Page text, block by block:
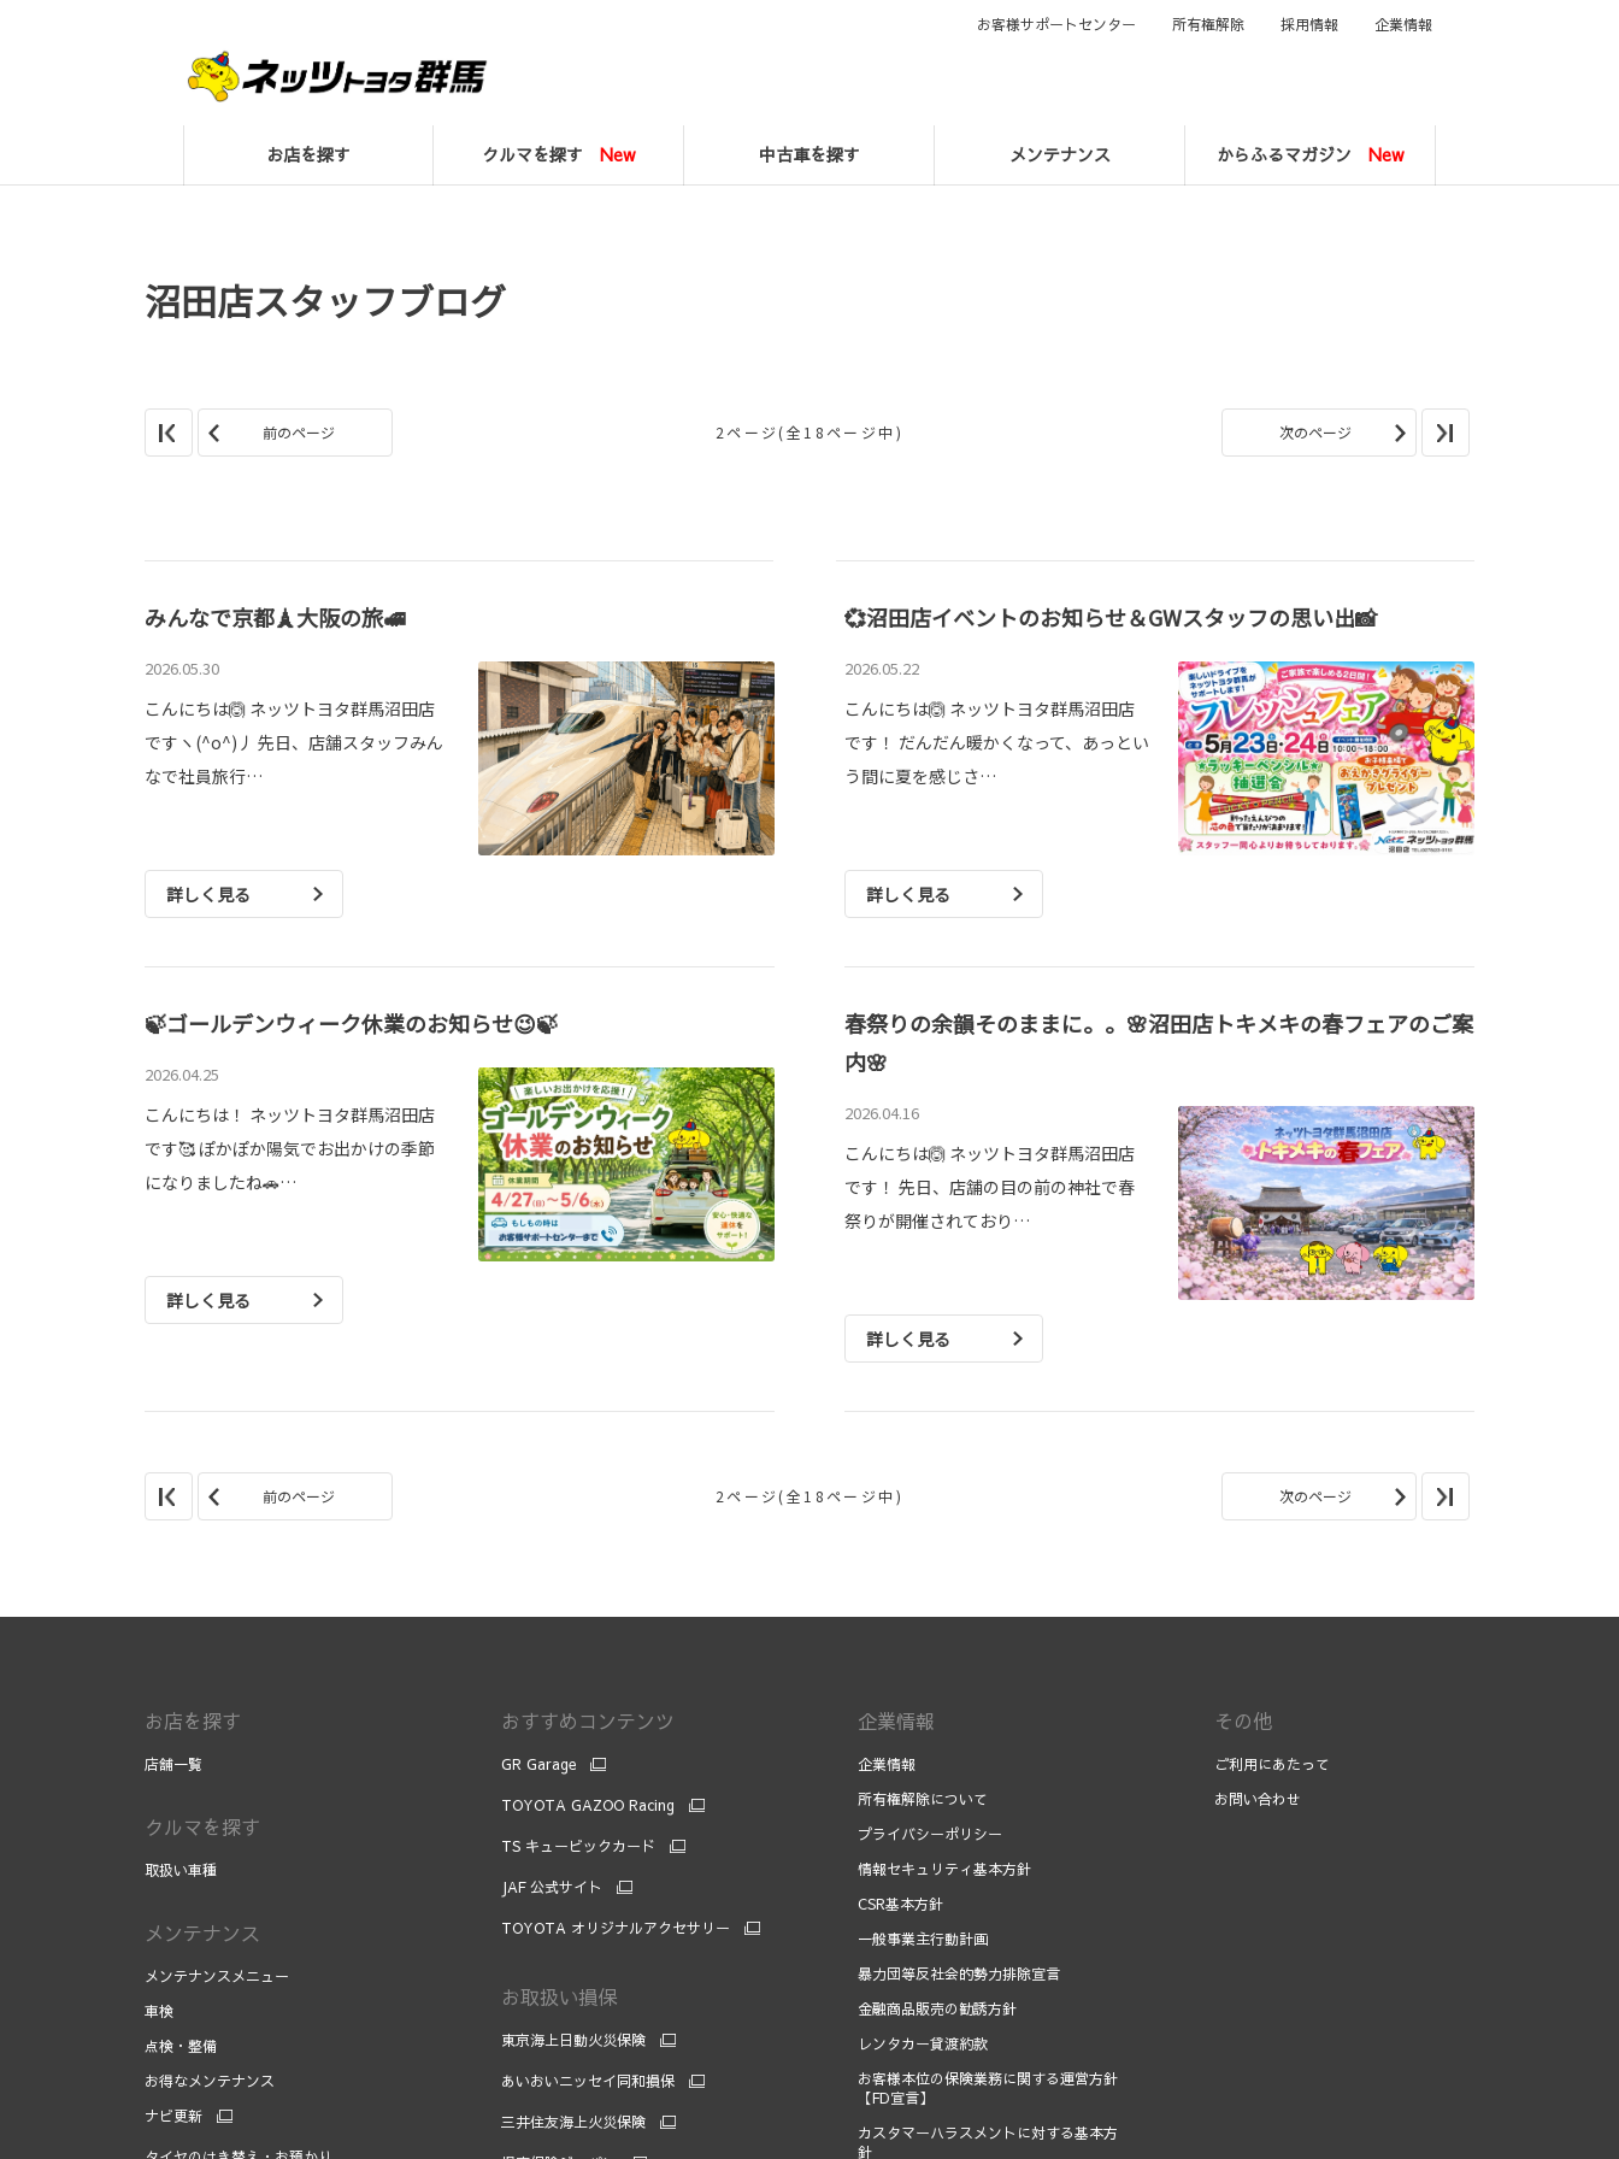
お店を探す クルマを探す New 中古車を探す メンテナンス からふるマガジン New
お客様サポートセンター 所有権解除 採用情報 企業情報
沼田店スタッフブログ
前のページ 2ページ(全18ページ中) 次のページ
みんなで京都🗼大阪の旅🚅
2026.05.30
こんにちは🙆 ネッツトヨタ群馬沼田店
ですヽ(^o^)丿 先日、店舗スタッフみん
なで社員旅行…
詳しく見る
💞沼田店イベントのお知らせ＆GWスタッフの思い出📸
2026.05.22
こんにちは🙆 ネッツトヨタ群馬沼田店
です！ だんだん暖かくなって、あっとい
う間に夏を感じさ…
詳しく見る
🍃ゴールデンウィーク休業のお知らせ😉🍃
2026.04.25
こんにちは！ ネッツトヨタ群馬沼田店
です🥰 ぽかぽか陽気でお出かけの季節
になりましたね🚗…
詳しく見る
春祭りの余韻そのままに。。🌸沼田店トキメキの春フェアのご案
内🌸
2026.04.16
こんにちは🙆 ネッツトヨタ群馬沼田店
です！ 先日、店舗の目の前の神社で春
祭りが開催されており…
詳しく見る
前のページ 2ページ(全18ページ中) 次のページ
お店を探す
店舗一覧
クルマを探す
取扱い車種
メンテナンス
メンテナンスメニュー
車検
点検・整備
お得なメンテナンス
ナビ更新
おすすめコンテンツ
GR Garage
TOYOTA GAZOO Racing
TS キュービックカード
JAF 公式サイト
TOYOTA オリジナルアクセサリー
お取扱い損保
東京海上日動火災保険
あいおいニッセイ同和損保
三井住友海上火災保険
企業情報
企業情報
所有権解除について
プライバシーポリシー
情報セキュリティ基本方針
CSR基本方針
一般事業主行動計画
暴力団等反社会的勢力排除宣言
金融商品販売の勧誘方針
レンタカー貸渡約款
お客様本位の保険業務に関する運営方針
【FD宣言】
カスタマーハラスメントに対する基本方
針
その他
ご利用にあたって
お問い合わせ